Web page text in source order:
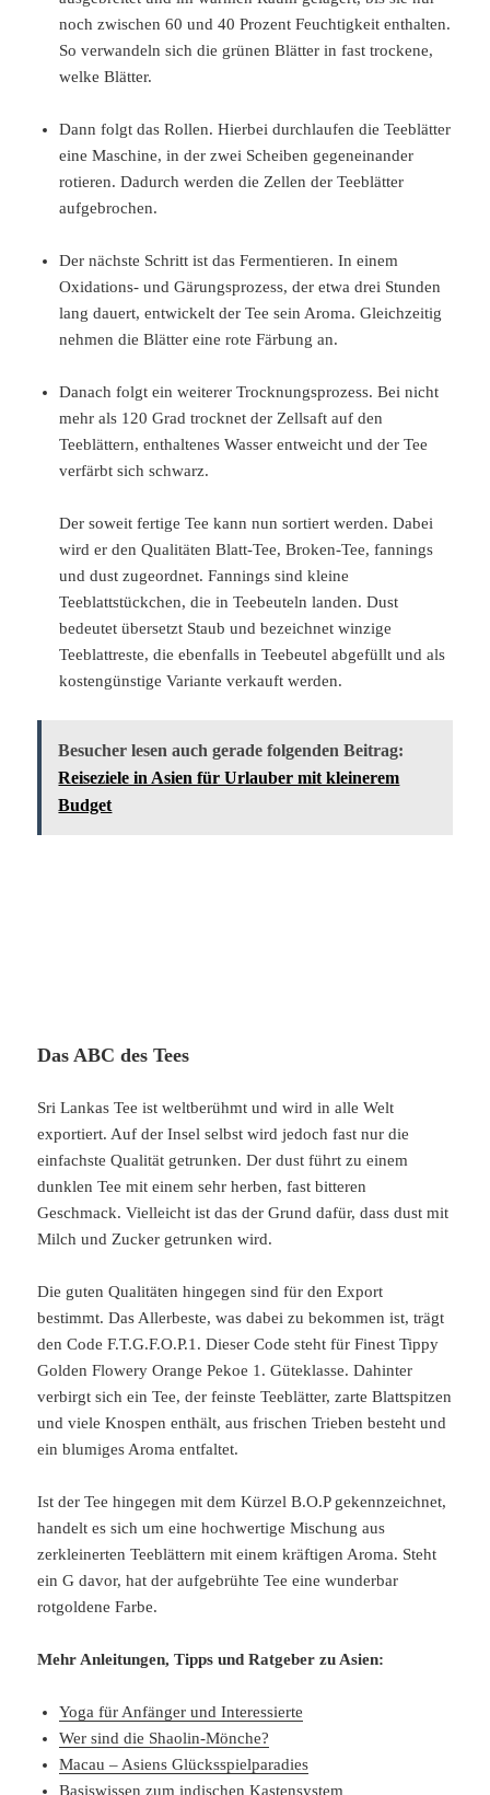
noch zwischen 60 und 40 Prozent Feuchtigkeit enthalten.
So verwandeln sich die grünen Blätter in fast trockene,
welke Blätter.
Dann folgt das Rollen. Hierbei durchlaufen die Teeblätter
eine Maschine, in der zwei Scheiben gegeneinander
rotieren. Dadurch werden die Zellen der Teeblätter
aufgebrochen.
Der nächste Schritt ist das Fermentieren. In einem
Oxidations- und Gärungsprozess, der etwa drei Stunden
lang dauert, entwickelt der Tee sein Aroma. Gleichzeitig
nehmen die Blätter eine rote Färbung an.
Danach folgt ein weiterer Trocknungsprozess. Bei nicht
mehr als 120 Grad trocknet der Zellsaft auf den
Teeblättern, enthaltenes Wasser entweicht und der Tee
verfärbt sich schwarz.
Der soweit fertige Tee kann nun sortiert werden. Dabei
wird er den Qualitäten Blatt-Tee, Broken-Tee, fannings
und dust zugeordnet. Fannings sind kleine
Teeblattstückchen, die in Teebeuteln landen. Dust
bedeutet übersetzt Staub und bezeichnet winzige
Teeblattreste, die ebenfalls in Teebeutel abgefüllt und als
kostengünstige Variante verkauft werden.
Besucher lesen auch gerade folgenden Beitrag:
Reiseziele in Asien für Urlauber mit kleinerem
Budget
Das ABC des Tees
Sri Lankas Tee ist weltberühmt und wird in alle Welt
exportiert. Auf der Insel selbst wird jedoch fast nur die
einfachste Qualität getrunken. Der dust führt zu einem
dunklen Tee mit einem sehr herben, fast bitteren
Geschmack. Vielleicht ist das der Grund dafür, dass dust mit
Milch und Zucker getrunken wird.
Die guten Qualitäten hingegen sind für den Export
bestimmt. Das Allerbeste, was dabei zu bekommen ist, trägt
den Code F.T.G.F.O.P.1. Dieser Code steht für Finest Tippy
Golden Flowery Orange Pekoe 1. Güteklasse. Dahinter
verbirgt sich ein Tee, der feinste Teeblätter, zarte Blattspitzen
und viele Knospen enthält, aus frischen Trieben besteht und
ein blumiges Aroma entfaltet.
Ist der Tee hingegen mit dem Kürzel B.O.P gekennzeichnet,
handelt es sich um eine hochwertige Mischung aus
zerkleinerten Teeblättern mit einem kräftigen Aroma. Steht
ein G davor, hat der aufgebrühte Tee eine wunderbar
rotgoldene Farbe.
Mehr Anleitungen, Tipps und Ratgeber zu Asien:
Yoga für Anfänger und Interessierte
Wer sind die Shaolin-Mönche?
Macau – Asiens Glücksspielparadies
Basiswissen zum indischen Kastensystem